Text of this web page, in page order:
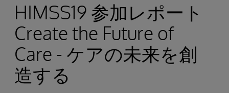
HIMSS19 参加レポート
Create the Future of
Care - ケアの未来を創
造する